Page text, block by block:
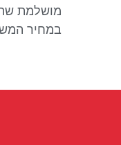
מושלמת
במחיר